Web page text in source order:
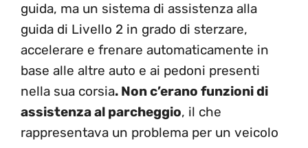
guida, ma un sistema di assistenza alla
guida di Livello 2 in grado di sterzare,
accelerare e frenare automaticamente in
base alle altre auto e ai pedoni presenti
nella sua corsia. Non c’erano funzioni di
assistenza al parcheggio, il che
rappresentava un problema per un veicolo